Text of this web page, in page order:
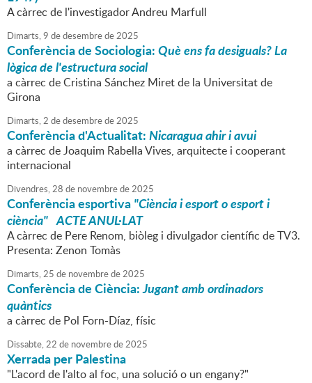
A càrrec de l'investigador Andreu Marfull
Dimarts,9 dedesembrede2025
Conferència de Sociologia:Què ens fa desiguals? La
lògica de l'estructura social
a càrrec de Cristina Sánchez Miret de la Universitat de
Girona
Dimarts,2 dedesembrede2025
Conferència d'Actualitat:Nicaragua ahir i avui
a càrrec de Joaquim Rabella Vives, arquitecte i cooperant
internacional
Divendres,28 de novembrede2025
Conferència esportiva"Ciència i esport o esport i
ciència" ACTE ANUL·LAT
A càrrec de Pere Renom, biòleg i divulgador científic de TV3.
Presenta: Zenon Tomàs
Dimarts,25 de novembrede2025
Conferència de Ciència:Jugant amb ordinadors
quàntics
a càrrec de Pol Forn-Díaz, físic
Dissabte,22 de novembrede2025
Xerrada per Palestina
"L'acord de l'alto al foc, una solució o un engany?"